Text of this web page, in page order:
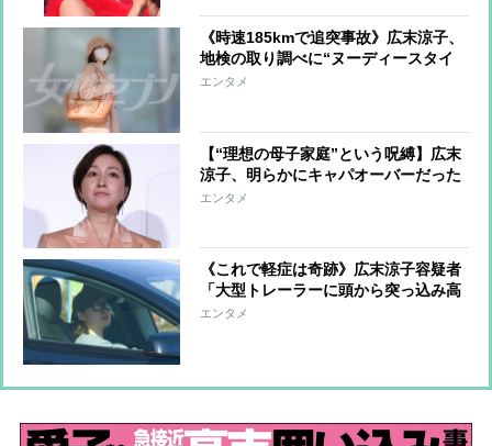
《時速185kmで追突事故》広末涼子、
地検の取り調べに“ヌーディースタイ
ル”で出頭 危険運転致傷は適用され
エンタメ
【“理想の母子家庭”という呪縛】広末
涼子、明らかにキャパオーバーだった
独立後の働きぶり 事故の数日前から
エンタメ
《これで軽症は奇跡》広末涼子容疑者
「大型トレーラーに頭から突っ込み高
級車が大破」本人は車線に飛び出しマ
エンタメ